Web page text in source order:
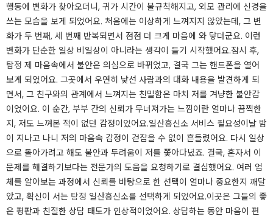
행동에 변화가 찾아오더니, 귀가 시간이 불규칙해지고, 외모 관리에 신경을
쓰는 모습을 보게 되었어요. 처음에는 이상하게 느껴지지 않았는데, 그 변
화가 두 번째, 세 번째 반복되면서 점점 더 크게 마음에 와 닿더군요. 이런
변화가 단순한 일상 비일상이 아니라는 생각이 들기 시작했어요.​잠시 후,
탐정 제 마음속에서 불안은 의심으로 바뀌었고, 결국 그는 핸드폰을 열어
보게 되었어요. 그곳에서 우연히 낯선 사람과의 대화 내용을 발견하게 되
면서, 그 친구와의 관계에서 느껴지는 친밀함은 마치 저를 겨냥한 불안감
이었어요. 이 순간, 부부 간의 신뢰가 무너져가는 느낌이란 얼마나 끔찍한
지, 저도 느껴본 적이 없던 감정이었어요.​일산흥신소 서비스 필요성이날 밤
이 지나고 나니 저의 마음속 감정이 걷잡을 수 없이 흔들렸어요. 다시 일상
으로 돌아가려고 해도 불안과 두려움이 저를 쫓아다녔죠. 결국, 혼자서 이
문제를 해결하기보다는 전문가의 도움을 요청하기로 결심했어요. 여러 업
체를 알아보는 과정에서 신뢰를 바탕으로 한 선택이 얼마나 중요한지 깨달
았고, 확신이 서는 탐정 일산흥신소를 선택하게 되었어요.​이곳은 그들의 좋
은 평판과 친절한 상담 태도가 인상적이었어요. 상담하는 동안 마음이 편